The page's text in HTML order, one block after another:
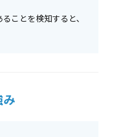
ことを検知すると、